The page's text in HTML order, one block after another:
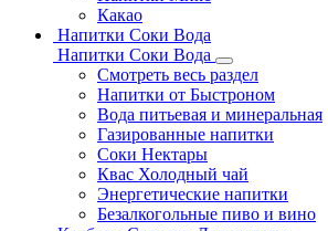
Какао
Напитки Соки Вода
Напитки Соки Вода
Смотреть весь раздел
Напитки от Быстроном
Вода питьевая и минеральная
Газированные напитки
Соки Нектары
Квас Холодный чай
Энергетические напитки
Безалкогольные пиво и вино